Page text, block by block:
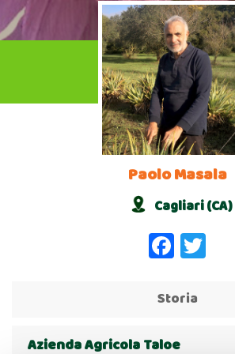
Paolo Masala
Cagliari (CA)
Facebook
Storia
Azienda Agricola Taloe